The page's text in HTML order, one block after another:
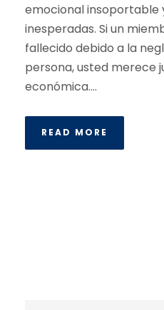
emocional insoportable
inesperadas. Si un
fallecido debido a la
persona, usted merece
económica....
READ MORE